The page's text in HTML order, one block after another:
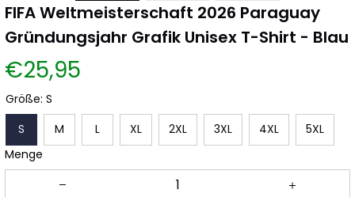
FIFA Weltmeisterschaft 2026 Paraguay
Gründungsjahr Grafik Unisex T-Shirt - Blau
€25,95
Größe: S
S
M L XL 2XL 3XL 4XL
5XL
Menge